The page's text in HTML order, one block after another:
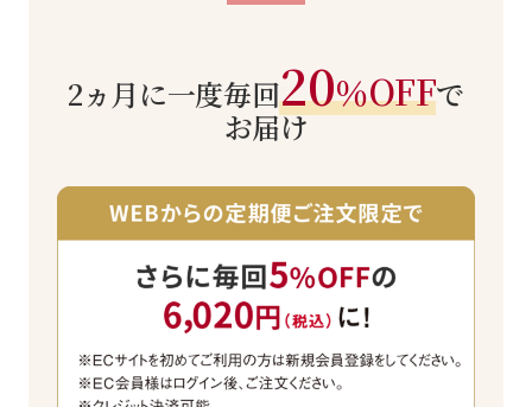
2ヵ月に一度毎回20％OFFで
お届け